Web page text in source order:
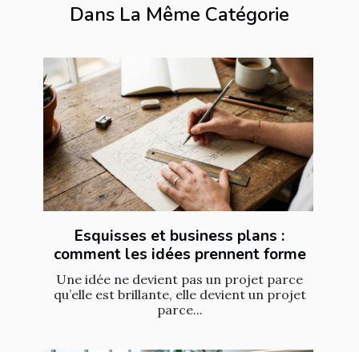
Dans La Même Catégorie
Esquisses et business plans :
comment les idées prennent forme
Une idée ne devient pas un projet parce
qu’elle est brillante, elle devient un projet
parce...